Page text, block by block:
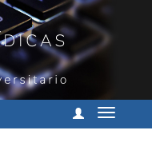
Cambiar